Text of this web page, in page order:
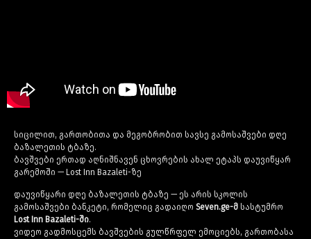
სიცილით, გართობითა და მეგობრობით სავსე გამოსაშვები დღე
ბაზალეთის ტბაზე.
ბავშვები ერთად აღნიშნავენ ცხოვრების ახალ ეტაპს დაუვიწყარ
გარემოში — Lost Inn Bazaleti-ზე
დაუვიწყარი დღე ბაზალეთის ტბაზე — ეს არის სკოლის
გამოსაშვები ბანკეტი, რომელიც გადაიღო Seven.ge-მ სასტუმრო
Lost Inn Bazaleti-ში.
ვიდეო გადმოსცემს ბავშვების გულწრფელ ემოციებს, გართობასა